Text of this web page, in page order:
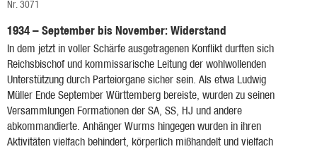
Nr. 3071
1934 – September bis November: Widerstand
In dem jetzt in voller Schärfe ausgetragenen Konflikt durften sich
Reichsbischof und kommissarische Leitung der wohlwollenden
Unterstützung durch Parteiorgane sicher sein. Als etwa Ludwig
Müller Ende September Württemberg bereiste, wurden zu seinen
Versammlungen Formationen der SA, SS, HJ und andere
abkommandierte. Anhänger Wurms hingegen wurden in ihren
Aktivitäten vielfach behindert, körperlich mißhandelt und vielfach